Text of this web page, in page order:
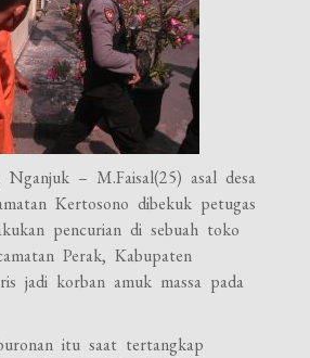
Nganjuk – M.Faisal(25) asal desa
Kertosono dibekuk petugas
pencurian di sebuah toko
Perak, Kabupaten
jadi korban amuk massa pada
itu saat tertangkap